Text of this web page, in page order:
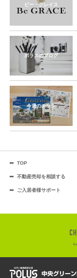
ビー・グレイス
ポラスのブログ
今週のチラシ
TOP
不動産売却を相談する
ご入居者様サポート